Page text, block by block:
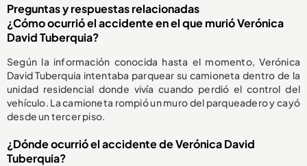
Preguntas y respuestas relacionadas
¿Cómo ocurrió el accidente en el que murió Verónica
David Tuberquia?
Según la información conocida hasta el momento, Verónica
David Tuberquia intentaba parquear su camioneta dentro de la
unidad residencial donde vivía cuando perdió el control del
vehículo. La camioneta rompió un muro del parqueadero y cayó
desde un tercer piso.
¿Dónde ocurrió el accidente de Verónica David
Tuberquia?